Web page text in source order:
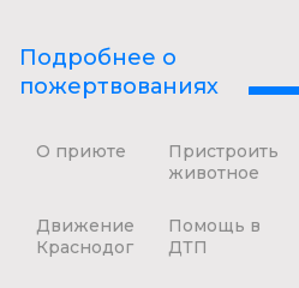
Подробнее о
пожертвованиях
О приюте
Пристроить
животное
Движение
Краснодог
Помощь в
ДТП